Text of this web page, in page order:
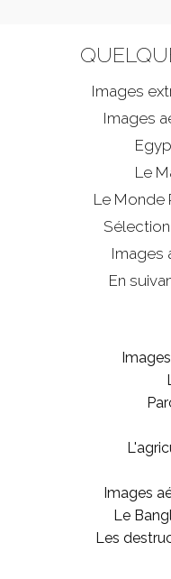
Images
Images
Le
Le Monde
Images
En
Images
Le
Les